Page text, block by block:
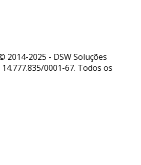
2014-2025 - DSW Soluções
0001-67. Todos os